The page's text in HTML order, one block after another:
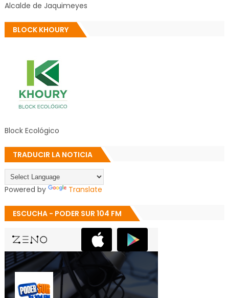
Alcalde de Jaquimeyes
BLOCK KHOURY
Block Ecológico
TRADUCIR LA NOTICIA
Powered by Translate
ESCUCHA - PODER SUR 104 FM